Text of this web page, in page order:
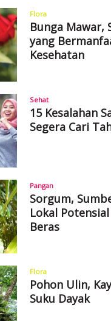
Flora
Bunga Mawar,
yang
Kesehatan
Sehat
15 Kesalahan
Segera Cari
Pangan
Sorgum,
Lokal
Beras
Flora
Pohon Ulin,
Suku Dayak